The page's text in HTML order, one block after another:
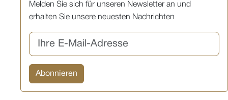
Melden Sie sich für unseren Newsletter an und
erhalten Sie unsere neuesten Nachrichten